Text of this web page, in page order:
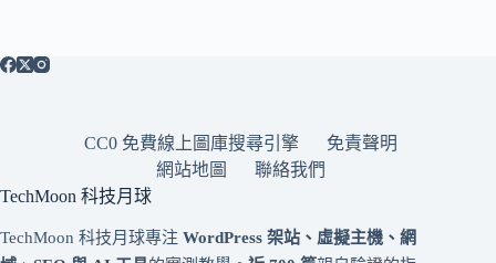
CC0 免費線上圖庫搜尋引擎
免責聲明
網站地圖
聯絡我們
TechMoon 科技月球
TechMoon 科技月球專注 WordPress 架站、虛擬主機、網